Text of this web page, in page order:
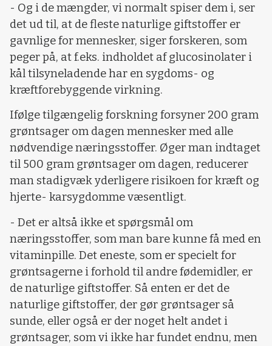
- Og i de mængder, vi normalt spiser dem i, ser
det ud til, at de fleste naturlige giftstoffer er
gavnlige for mennesker, siger forskeren, som
peger på, at f.eks. indholdet af glucosinolater i
kål tilsyneladende har en sygdoms- og
kræftforebyggende virkning.
Ifølge tilgængelig forskning forsyner 200 gram
grøntsager om dagen mennesker med alle
nødvendige næringsstoffer. Øger man indtaget
til 500 gram grøntsager om dagen, reducerer
man stadigvæk yderligere risikoen for kræft og
hjerte- karsygdomme væsentligt.
- Det er altså ikke et spørgsmål om
næringsstoffer, som man bare kunne få med en
vitaminpille. Det eneste, som er specielt for
grøntsagerne i forhold til andre fødemidler, er
de naturlige giftstoffer. Så enten er det de
naturlige giftstoffer, der gør grøntsager så
sunde, eller også er der noget helt andet i
grøntsager, som vi ikke har fundet endnu, men